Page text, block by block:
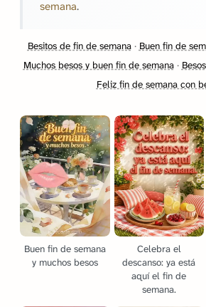
semana.
Besitos de fin de semana· Buen fin de
Muchos besos y buen fin de semana·
Feliz fin de semana con
Buen fin de semana
y muchos besos
Celebra el
descanso: ya está
aquí el fin de
semana.